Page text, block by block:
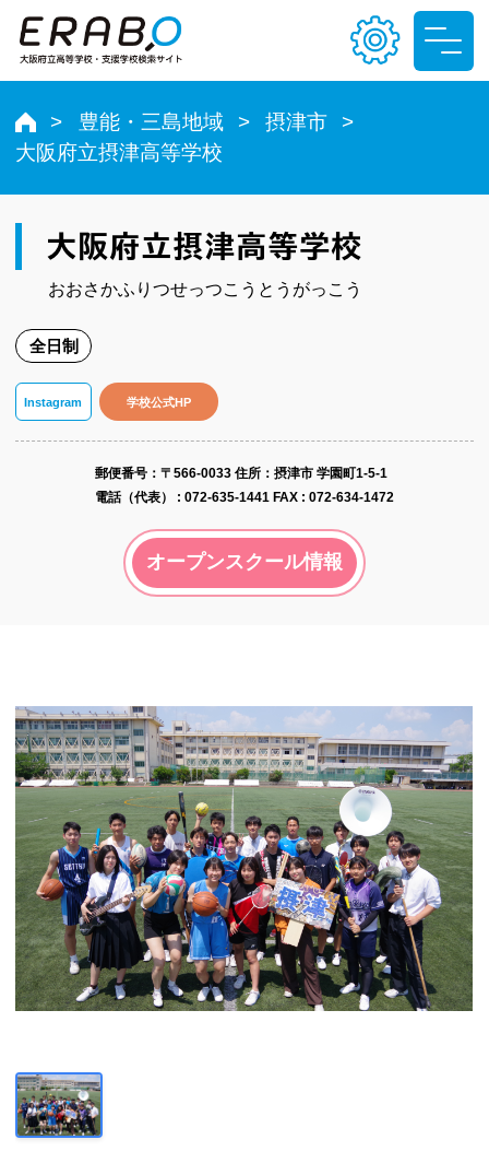
文字サイズ
豊能・三島地域
摂津市
大阪府立摂津高等学校
大阪府立摂津高等学校
おおさかふりつせっつこうとうがっこう
全日制
Instagram 学校公式HP
郵便番号​：〒566-0033 住所：摂津市 学園町1-5-1
電話（代表） : 072-635-1441 FAX : 072-634-1472
オープンスクール情報